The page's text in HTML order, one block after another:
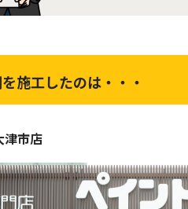
施工したのは・・・
津市店